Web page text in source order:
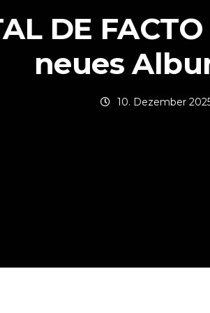
DE
neues
10. Dezember